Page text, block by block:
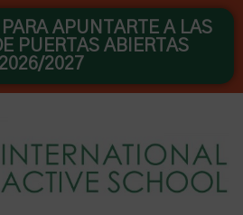
g
r
a
m
r
e
s
d
i
n
APUNTARTE A LAS
PUERTAS ABIERTAS
2026/2027